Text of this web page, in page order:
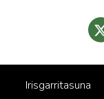
Irisgarritasuna